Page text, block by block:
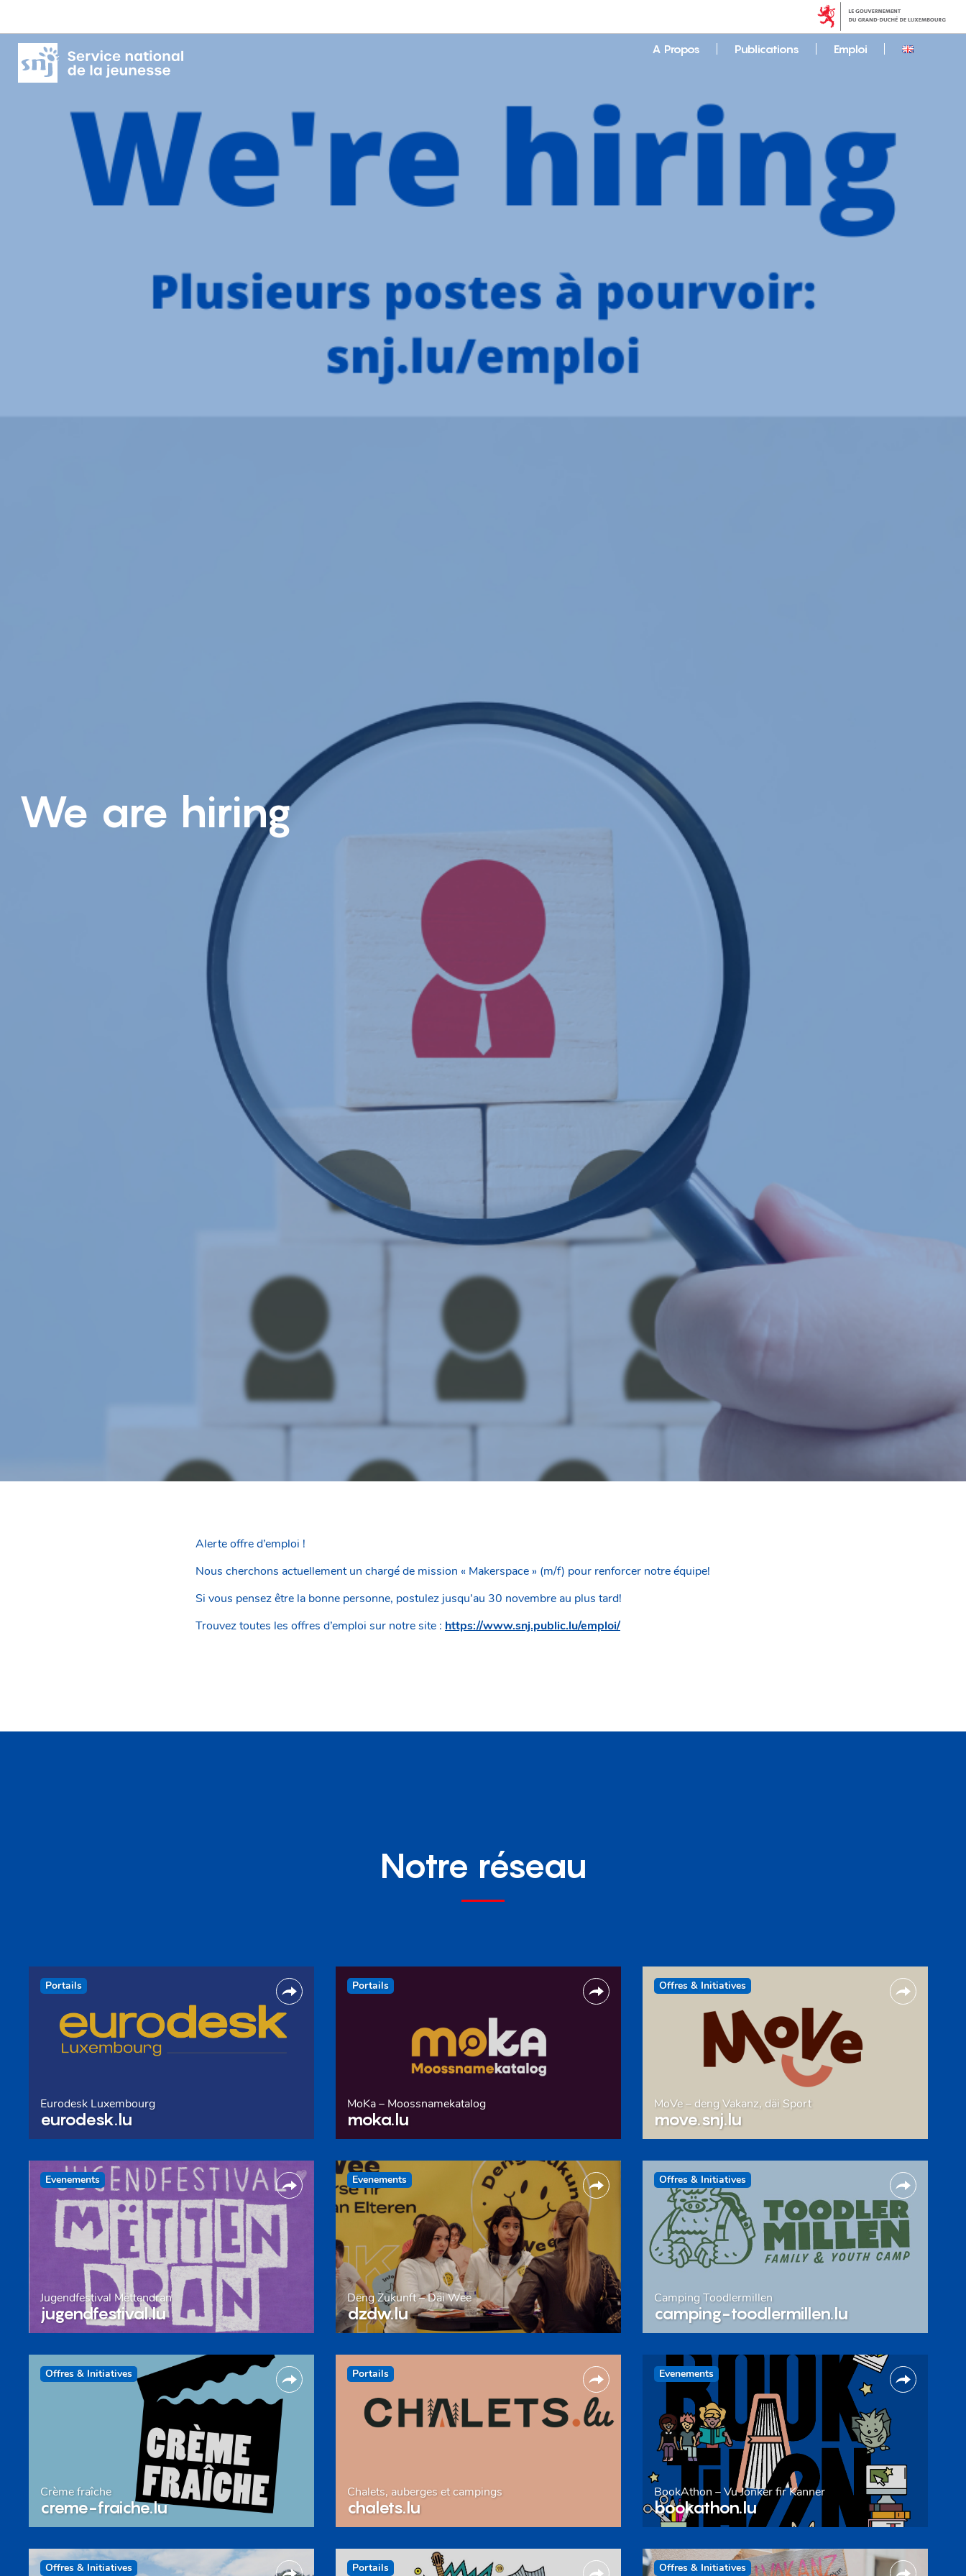
A Propos Publications Emploi
We are hiring
Alerte offre d’emploi !
Nous cherchons actuellement un chargé de mission « Makerspace » (m/f) pour renforcer notre équipe!
Si vous pensez être la bonne personne, postulez jusqu’au 30 novembre au plus tard!
Trouvez toutes les offres d’emploi sur notre site : https://www.snj.public.lu/emploi/
Notre réseau
Portails
Eurodesk Luxembourg
eurodesk.lu
Portails
MoKa – Moossnamekatalog
moka.lu
Offres & Initiatives
MoVe – deng Vakanz, däi Sport
move.snj.lu
Evenements
Jugendfestival Mëttendran
jugendfestival.lu
Evenements
Deng Zukunft – Däi Wee
dzdw.lu
Offres & Initiatives
Camping Toodlermillen
camping-toodlermillen.lu
Offres & Initiatives
Crème fraîche
creme-fraiche.lu
Portails
Chalets, auberges et campings
chalets.lu
Evenements
BookAthon – Vu Jonker fir Kanner
bookathon.lu
Offres & Initiatives Portails Offres & Initiatives